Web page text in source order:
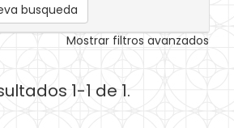
busqueda
Mostrar filtros avanzados
1-1 de 1.